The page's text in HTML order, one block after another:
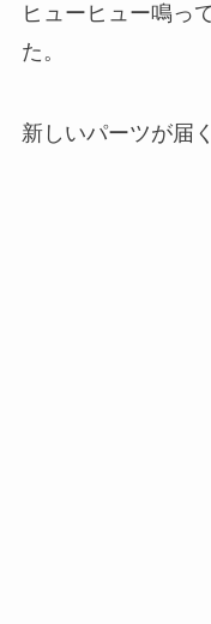
ヒューヒュー鳴っ
た。
新しいパーツが届